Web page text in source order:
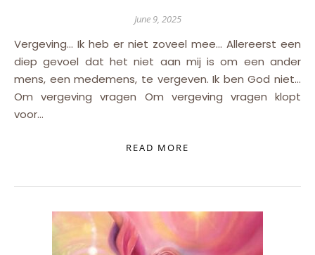
June 9, 2025
Vergeving… Ik heb er niet zoveel mee… Allereerst een
diep gevoel dat het niet aan mij is om een ander
mens, een medemens, te vergeven. Ik ben God niet…
Om vergeving vragen Om vergeving vragen klopt
voor…
READ MORE